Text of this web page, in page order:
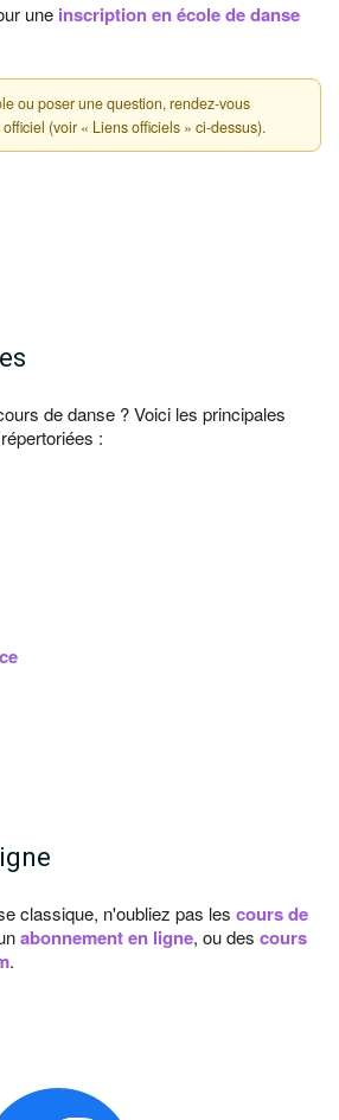
une inscription en école de danse
ou poser une question, rendez-vous
(voir « Liens officiels » ci-dessus).
de danse ? Voici les principales
:
classique, n'oubliez pas les cours de
abonnement en ligne, ou des cours
.